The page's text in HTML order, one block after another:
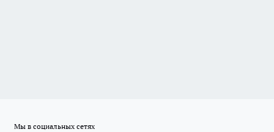
Мы в социальных сетях